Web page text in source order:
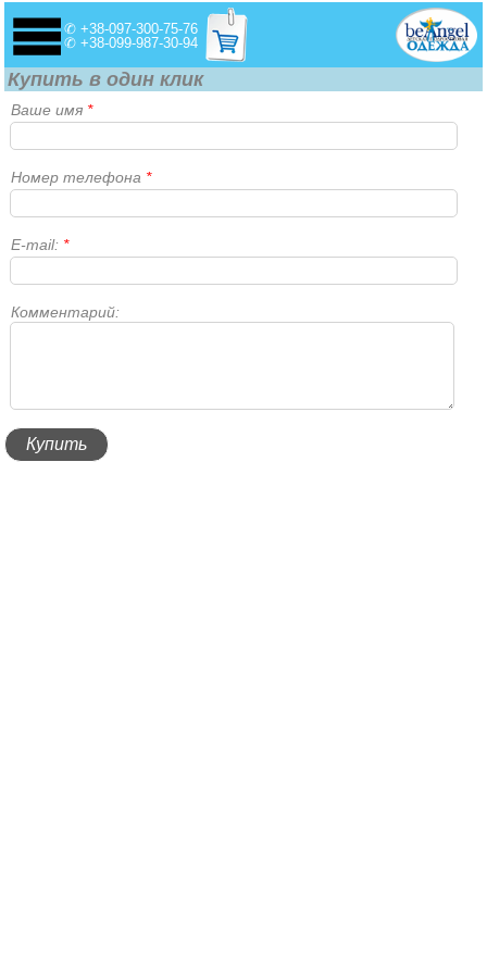
✆ +38-097-300-75-76
✆ +38-099-987-30-94
Купить в один клик
Ваше имя *
Номер телефона *
E-mail: *
Комментарий: